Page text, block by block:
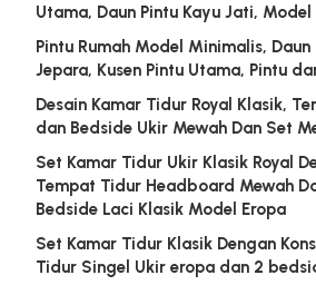
Utama, Daun Pintu Kayu Jati,
Pintu Rumah Model Minimalis, Daun
Jepara, Kusen Pintu Utama, Pintu
Desain Kamar Tidur Royal Klasik,
dan Bedside Ukir Mewah Dan Set
Set Kamar Tidur Ukir Klasik Royal
Tempat Tidur Headboard Mewah
Bedside Laci Klasik Model Eropa
Set Kamar Tidur Klasik Dengan
Tidur Singel Ukir eropa dan 2